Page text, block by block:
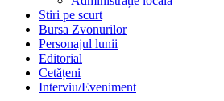
Stiri pe scurt
Bursa Zvonurilor
Personajul lunii
Editorial
Cetățeni
Interviu/Eveniment